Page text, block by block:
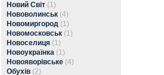
Новий Світ (1)
Нововолинськ (4)
Новомиргород (1)
Новомосковськ (1)
Новоселиця (1)
Новоукраїнка (1)
Новояворівське (4)
Обухів (2)